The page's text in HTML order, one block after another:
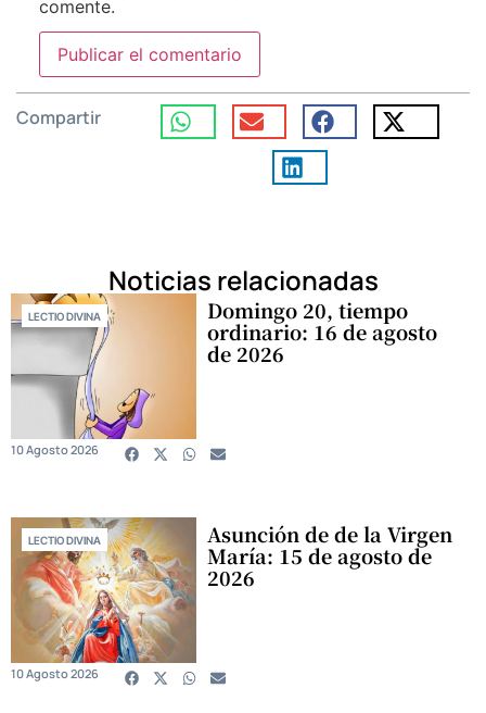
comente.
Compartir
Noticias relacionadas
LECTIO DIVINA Domingo 20, tiempo
ordinario: 16 de agosto
de 2026
10 Agosto 2026
LECTIO DIVINA Asunción de de la Virgen
María: 15 de agosto de
2026
10 Agosto 2026